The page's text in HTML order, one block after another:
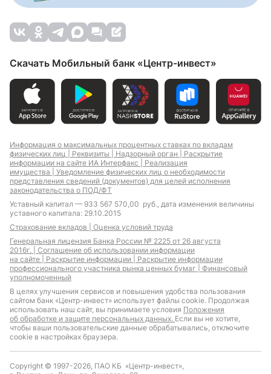
Скачать Мобильный банк «Центр-инвест»
Информация о максимальных процентных ставках по вкладам
физических лиц | Реквизиты | Надзорный орган | Раскрытие
информации на сайте ИА Интерфакс | Реализация
имущества | Уведомление физических лиц о необходимости
представления сведений (документов) для целей исполнения
законодательства о ПОД/ФТ
Уставный капитал — 933 567 570,00 руб., дата изменения величины
уставного капитала: 29.10.2015
Страхование вкладов | Оценка условий труда
Генеральная лицензия Банка России № 2225 от 26 августа
2016г. | Соглашение об использовании информации
на сайте | Раскрытие информации | Раскрытие информации
профессионального участника рынка ценных бумаг | Финансовый
уполномоченный
В целях улучшения сервисов и повышения удобства пользования
сайтом банк «Центр-инвест» использует файлы cookie. Продолжая
использовать наш сайт, вы принимаете условия Положения
об обработке и защите персональных данных. Если вы не хотите,
чтобы ваши пользовательские данные обрабатывались, отключите
cookie в настройках браузера.
Copyright © 1997-2026, ПАО КБ «Центр-инвест»,